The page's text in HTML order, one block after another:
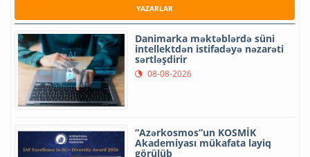
YAZARLAR
Danimarka məktəblərdə süni
intellektdən istifadəyə nəzarəti
sərtləşdirir
08-08-2026
“Azərkosmos”un KOSMİK
Akademiyası mükafata layiq
görülüb